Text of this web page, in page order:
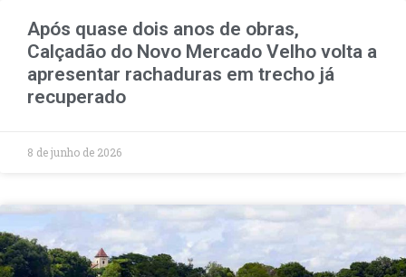
Após quase dois anos de obras,
Calçadão do Novo Mercado Velho volta a
apresentar rachaduras em trecho já
recuperado
8 de junho de 2026